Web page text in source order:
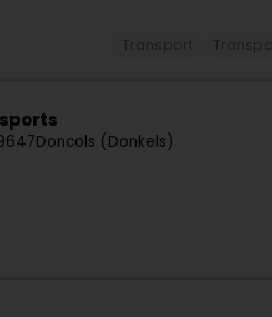
Doncols (Donkels)